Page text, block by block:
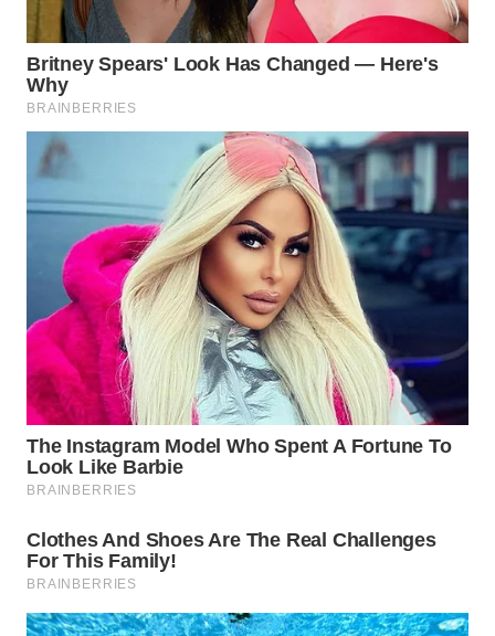
TIMUR
WN
SEMARANG
WN
SOLO
WN
BOROBUDUR
WN
MADURA
WN
SURABAYA
WN
WN
BINTAN